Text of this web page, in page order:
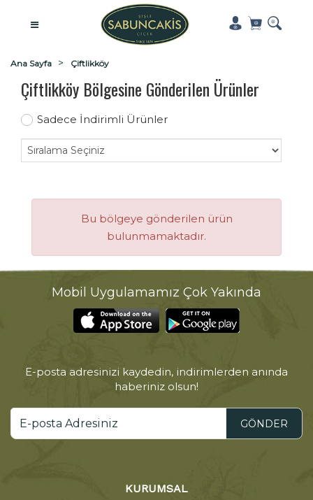
Ana Sayfa Çiftlikköy
Çiftlikköy Bölgesine Gönderilen Ürünler
Sadece İndirimli Ürünler
Bu bölgeye gönderilen ürün
bulunmamaktadır.
Mobil Uygulamamız Çok Yakında
E-posta adresinizi kaydedin, indirimlerden anında
haberiniz olsun!
GÖNDER
KURUMSAL